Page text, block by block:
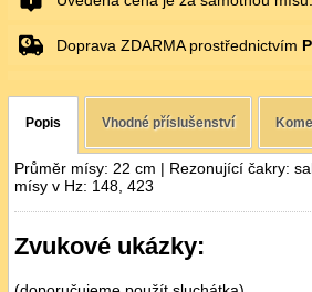
Doprava ZDARMA prostřednictvím
Popis Vhodné příslušenství
Průměr mísy: 22 cm | Rezonující čakry:
mísy v Hz: 148, 423
Zvukové ukázky: